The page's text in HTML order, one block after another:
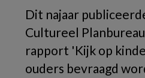
Dit najaar
Cultureel
rapport 'Kijk op
ouders bevraagd